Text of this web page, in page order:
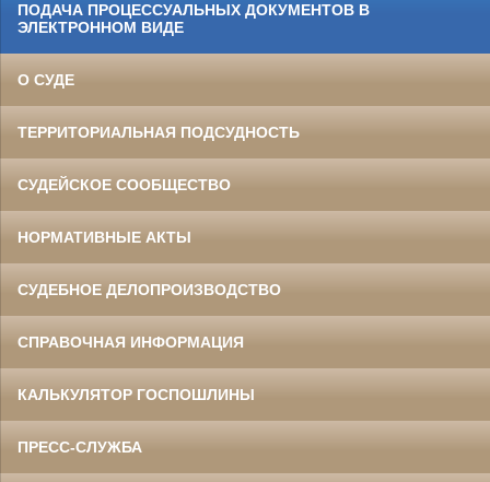
ПОДАЧА ПРОЦЕССУАЛЬНЫХ ДОКУМЕНТОВ В
ЭЛЕКТРОННОМ ВИДЕ
О СУДЕ
ТЕРРИТОРИАЛЬНАЯ ПОДСУДНОСТЬ
СУДЕЙСКОЕ СООБЩЕСТВО
НОРМАТИВНЫЕ АКТЫ
СУДЕБНОЕ ДЕЛОПРОИЗВОДСТВО
СПРАВОЧНАЯ ИНФОРМАЦИЯ
КАЛЬКУЛЯТОР ГОСПОШЛИНЫ
ПРЕСС-СЛУЖБА